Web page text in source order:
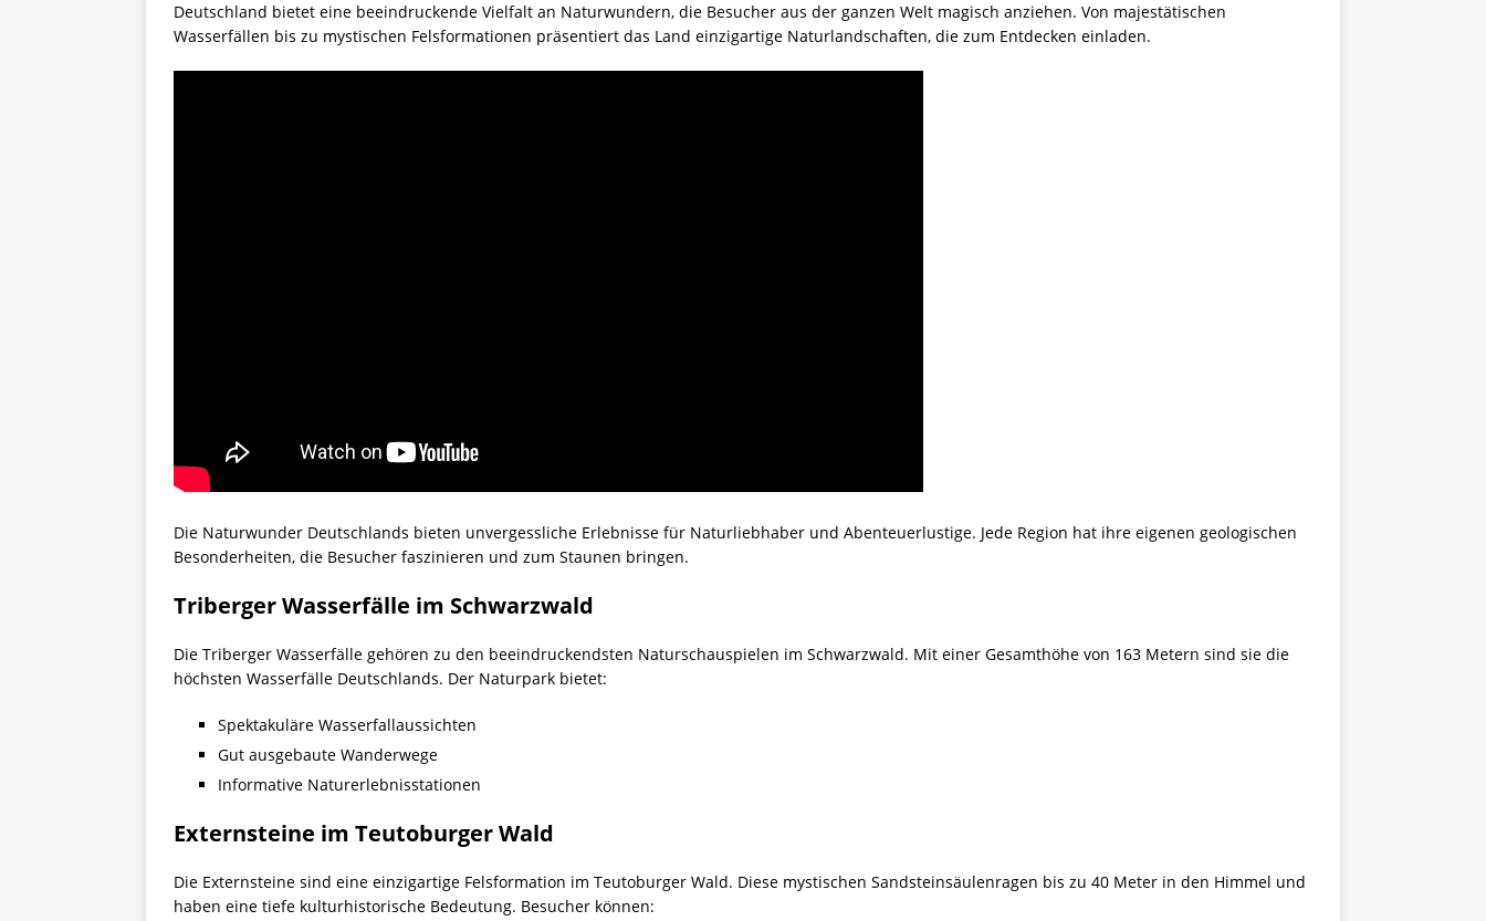
Deutschland bietet eine beeindruckende Vielfalt an Naturwundern, die Besucher aus der ganzen Welt magisch anziehen. Von majestätischen
Wasserfällen bis zu mystischen Felsformationen präsentiert das Land einzigartige Naturlandschaften, die zum Entdecken einladen.
Die Naturwunder Deutschlands bieten unvergessliche Erlebnisse für Naturliebhaber und Abenteuerlustige. Jede Region hat ihre eigenen geologischen
Besonderheiten, die Besucher faszinieren und zum Staunen bringen.
Triberger Wasserfälle im Schwarzwald
Die Triberger Wasserfälle gehören zu den beeindruckendsten Naturschauspielen im Schwarzwald. Mit einer Gesamthöhe von 163 Metern sind sie die
höchsten Wasserfälle Deutschlands. Der Naturpark bietet:
Spektakuläre Wasserfallaussichten
Gut ausgebaute Wanderwege
Informative Naturerlebnisstationen
Externsteine im Teutoburger Wald
Die Externsteine sind eine einzigartige Felsformation im Teutoburger Wald. Diese mystischen Sandsteinsäulenragen bis zu 40 Meter in den Himmel und
haben eine tiefe kulturhistorische Bedeutung. Besucher können: